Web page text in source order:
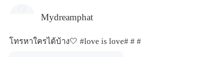
Mydreamphat
โทรหาใครได้บ้าง🤍#love is love# # #